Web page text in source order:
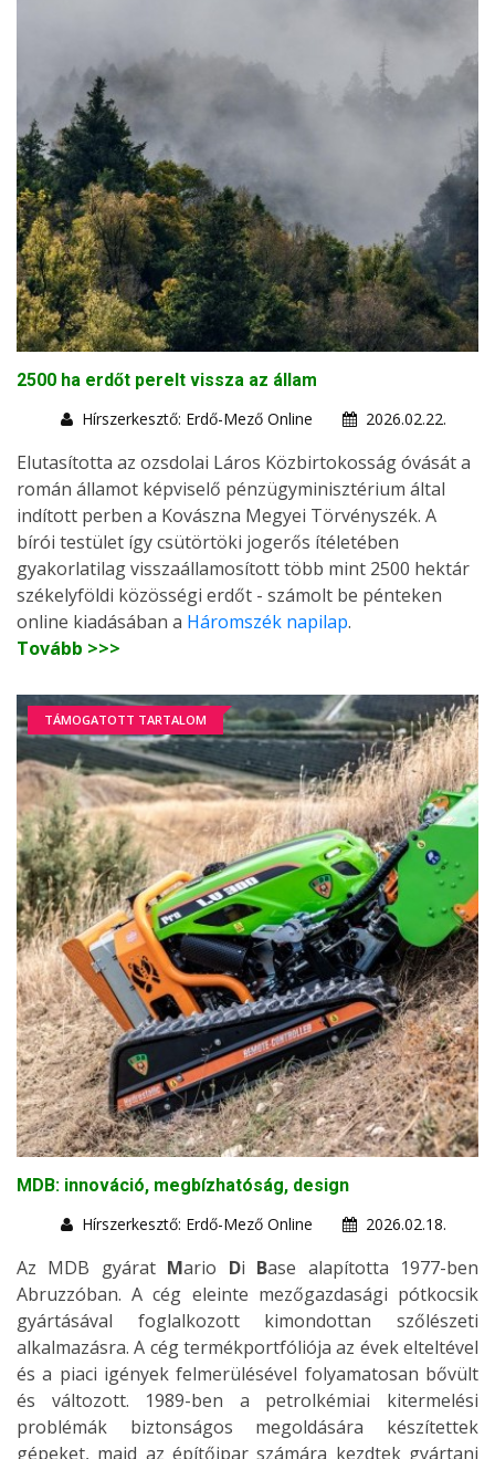
2500 ha erdőt perelt vissza az állam
Hírszerkesztő: Erdő-Mező Online
2026.02.22.
Elutasította az ozsdolai Láros Közbirtokosság óvását a
román államot képviselő pénzügyminisztérium által
indított perben a Kovászna Megyei Törvényszék. A
bírói testület így csütörtöki jogerős ítéletében
gyakorlatilag visszaállamosított több mint 2500 hektár
székelyföldi közösségi erdőt - számolt be pénteken
online kiadásában a Háromszék napilap.
Tovább >>>
TÁMOGATOTT TARTALOM
MDB: innováció, megbízhatóság, design
Hírszerkesztő: Erdő-Mező Online
2026.02.18.
Az MDB gyárat Mario Di Base alapította 1977-ben
Abruzzóban. A cég eleinte mezőgazdasági pótkocsik
gyártásával foglalkozott kimondottan szőlészeti
alkalmazásra. A cég termékportfóliója az évek elteltével
és a piaci igények felmerülésével folyamatosan bővült
és változott. 1989-ben a petrolkémiai kitermelési
problémák biztonságos megoldására készítettek
gépeket, majd az építőipar számára kezdtek gyártani